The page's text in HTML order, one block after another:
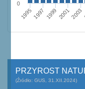
19951997 1999 20012003
0
PRZYROST
(Źródło: GUS, 31.XII.2024)